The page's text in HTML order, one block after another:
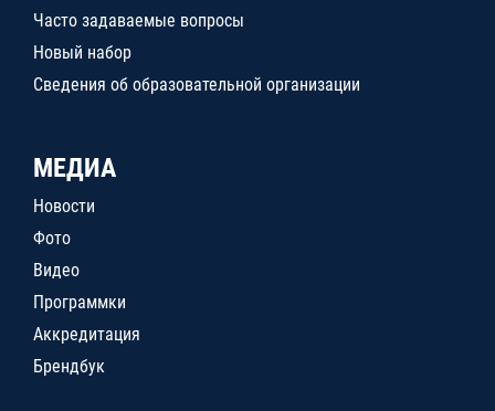
Часто задаваемые вопросы
Новый набор
Сведения об образовательной организации
МЕДИА
Новости
Фото
Видео
Программки
Аккредитация
Брендбук